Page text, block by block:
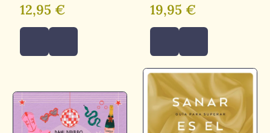
HÉCTOR GARCÍA
12,95 € 19,95 €